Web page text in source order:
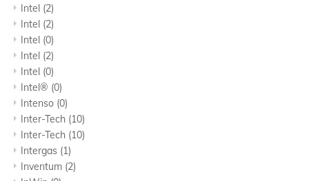
Intel (2)
Intel (2)
Intel (0)
Intel (2)
Intel (0)
Intel® (0)
Intenso (0)
Inter-Tech (10)
Inter-Tech (10)
Intergas (1)
Inventum (2)